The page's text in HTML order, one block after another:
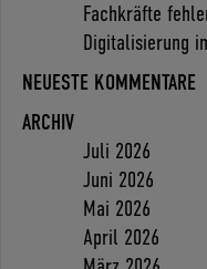
Fachkräfte
Digitalisierung
NEUESTE KOMMENTARE
ARCHIV
Juli 2026
Juni 2026
Mai 2026
April 2026